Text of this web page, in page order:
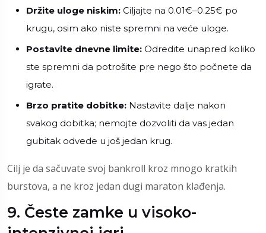
Držite uloge niskim: Ciljajte na 0.01€–0.25€ po
krugu, osim ako niste spremni na veće uloge.
Postavite dnevne limite: Odredite unapred koliko
ste spremni da potrošite pre nego što počnete da
igrate.
Brzo pratite dobitke: Nastavite dalje nakon
svakog dobitka; nemojte dozvoliti da vas jedan
gubitak odvede u još jedan krug.
Cilj je da sačuvate svoj bankroll kroz mnogo kratkih
burstova, a ne kroz jedan dugi maraton klađenja.
9. Česte zamke u visoko-